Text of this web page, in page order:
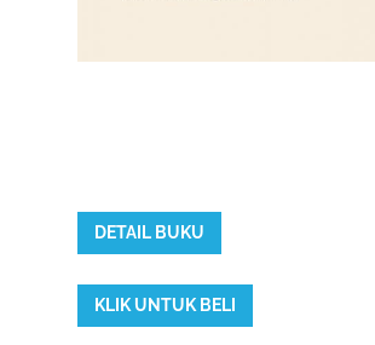
DETAIL BUKU
KLIK UNTUK BELI